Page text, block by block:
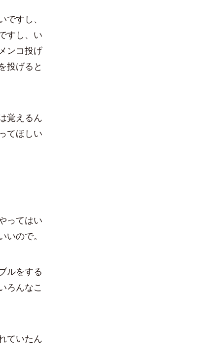
すし、
すし、い
ンコ投げ
投げると
覚えるん
てほしい
ってはい
いので。
ルをする
ろんなこ
ていたん